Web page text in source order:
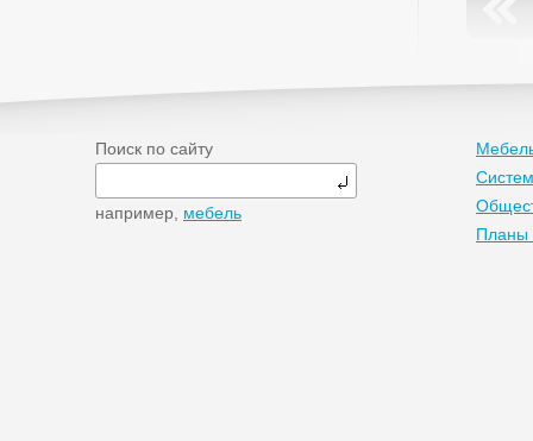
Поиск по сайту
например, мебель
Планы